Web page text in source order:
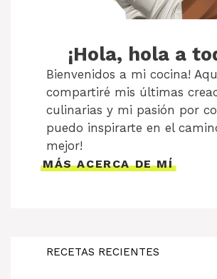
¡Hola, hola a
Bienvenidos a mi cocina!
compartiré mis últimas
culinarias y mi pasión por
puedo inspirarte en el
mejor!
MÁS ACERCA DE MÍ
RECETAS RECIENTES